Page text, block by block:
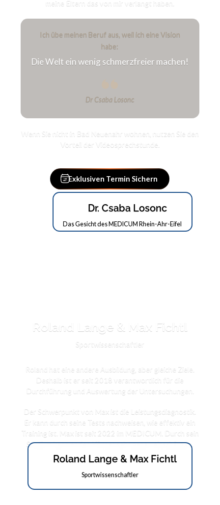
meine Eltern das von mir verlangt haben.
Ich übe meinen Beruf aus, weil ich eine Vision
habe:
Die Welt ein wenig schmerzfreier machen!
Dr Csaba Losonc
Wenn Sie nicht in Bad Neuenahr wohnen, nutzen Sie den
Vorteil der Videosprechstunde.
Exklusiven Termin Sichern
Dr. Csaba Losonc
Das Gesicht des MEDICUM Rhein-Ahr-Eifel
Roland Lange & Max Fichtl
Sportwissenschaftler
Roland hat eine andere Ausbildung, aber gleiche Ziele.
Deshalb ist er seit 2018 verantwortlich für die
Durchführung und Auswertung der Untersuchungen.
Der Schwerpunkt von Max ist die Leistungsdiagnostik.
Er kann durch seine Tests nachweisen, wie effektiv ein
Training ist. Max ist seit 2022 im MEDICUM. Durch sein
Studium kann er den Körper sehr genau einschätzen.
Roland Lange & Max Fichtl
Sportwissenschaftler